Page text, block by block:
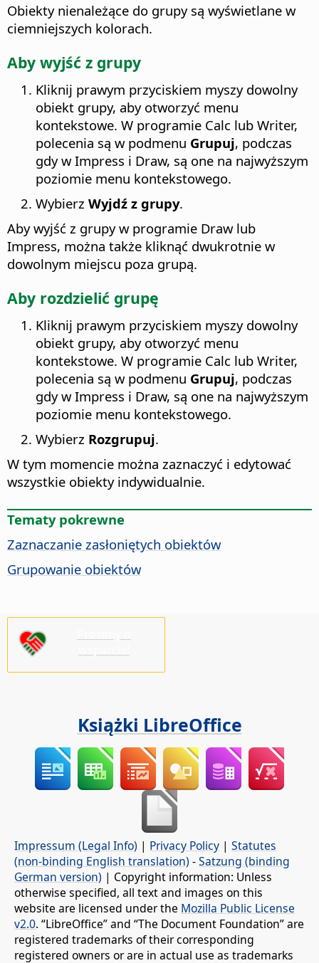
Obiekty nienależące do grupy są wyświetlane w
ciemniejszych kolorach.
Aby wyjść z grupy
Kliknij prawym przyciskiem myszy dowolny
obiekt grupy, aby otworzyć menu
kontekstowe. W programie Calc lub Writer,
polecenia są w podmenu Grupuj, podczas
gdy w Impress i Draw, są one na najwyższym
poziomie menu kontekstowego.
Wybierz Wyjdź z grupy.
Aby wyjść z grupy w programie Draw lub
Impress, można także kliknąć dwukrotnie w
dowolnym miejscu poza grupą.
Aby rozdzielić grupę
Kliknij prawym przyciskiem myszy dowolny
obiekt grupy, aby otworzyć menu
kontekstowe. W programie Calc lub Writer,
polecenia są w podmenu Grupuj, podczas
gdy w Impress i Draw, są one na najwyższym
poziomie menu kontekstowego.
Wybierz Rozgrupuj.
W tym momencie można zaznaczyć i edytować
wszystkie obiekty indywidualnie.
Tematy pokrewne
Zaznaczanie zasłoniętych obiektów
Grupowanie obiektów
Książki LibreOffice
Impressum (Legal Info) | Privacy Policy | Statutes
(non-binding English translation) -Satzung (binding
German version) | Copyright information: Unless
otherwise specified, all text and images on this
website are licensed under the Mozilla Public License
v2.0. “LibreOffice” and “The Document Foundation” are
registered trademarks of their corresponding
registered owners or are in actual use as trademarks